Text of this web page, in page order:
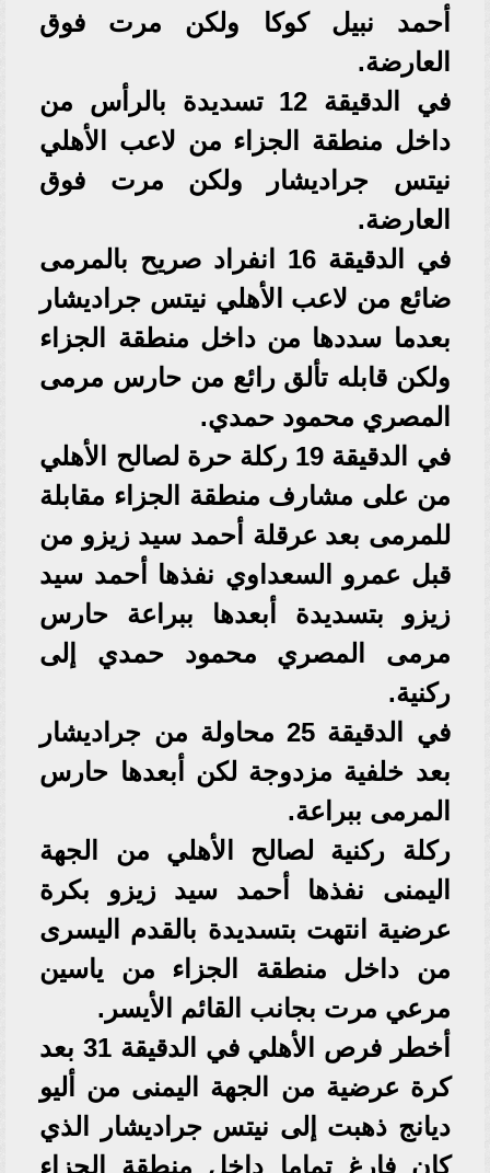
أحمد نبيل كوكا ولكن مرت فوق
العارضة.
في الدقيقة 12 تسديدة بالرأس من
داخل منطقة الجزاء من لاعب الأهلي
نيتس جراديشار ولكن مرت فوق
العارضة.
في الدقيقة 16 انفراد صريح بالمرمى
ضائع من لاعب الأهلي نيتس جراديشار
بعدما سددها من داخل منطقة الجزاء
ولكن قابله تألق رائع من حارس مرمى
المصري محمود حمدي.
في الدقيقة 19 ركلة حرة لصالح الأهلي
من على مشارف منطقة الجزاء مقابلة
للمرمى بعد عرقلة أحمد سيد زيزو من
قبل عمرو السعداوي نفذها أحمد سيد
زيزو بتسديدة أبعدها ببراعة حارس
مرمى المصري محمود حمدي إلى
ركنية.
في الدقيقة 25 محاولة من جراديشار
بعد خلفية مزدوجة لكن أبعدها حارس
المرمى ببراعة.
ركلة ركنية لصالح الأهلي من الجهة
اليمنى نفذها أحمد سيد زيزو بكرة
عرضية انتهت بتسديدة بالقدم اليسرى
من داخل منطقة الجزاء من ياسين
مرعي مرت بجانب القائم الأيسر.
أخطر فرص الأهلي في الدقيقة 31 بعد
كرة عرضية من الجهة اليمنى من أليو
ديانج ذهبت إلى نيتس جراديشار الذي
كان فارغ تماما داخل منطقة الجزاء